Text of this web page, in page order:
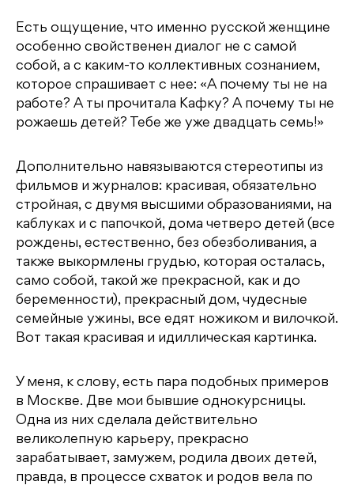
Есть ощущение, что именно русской женщине
особенно свойственен диалог не с самой
собой, а с каким-то коллективных сознанием,
которое спрашивает с нее: «А почему ты не на
работе? А ты прочитала Кафку? А почему ты не
рожаешь детей? Тебе же уже двадцать семь!»
Дополнительно навязываются стереотипы из
фильмов и журналов: красивая, обязательно
стройная, с двумя высшими образованиями, на
каблуках и с папочкой, дома четверо детей (все
рождены, естественно, без обезболивания, а
также выкормлены грудью, которая осталась,
само собой, такой же прекрасной, как и до
беременности), прекрасный дом, чудесные
семейные ужины, все едят ножиком и вилочкой.
Вот такая красивая и идиллическая картинка.
У меня, к слову, есть пара подобных примеров
в Москве. Две мои бывшие однокурсницы.
Одна из них сделала действительно
великолепную карьеру, прекрасно
зарабатывает, замужем, родила двоих детей,
правда, в процессе схваток и родов вела по